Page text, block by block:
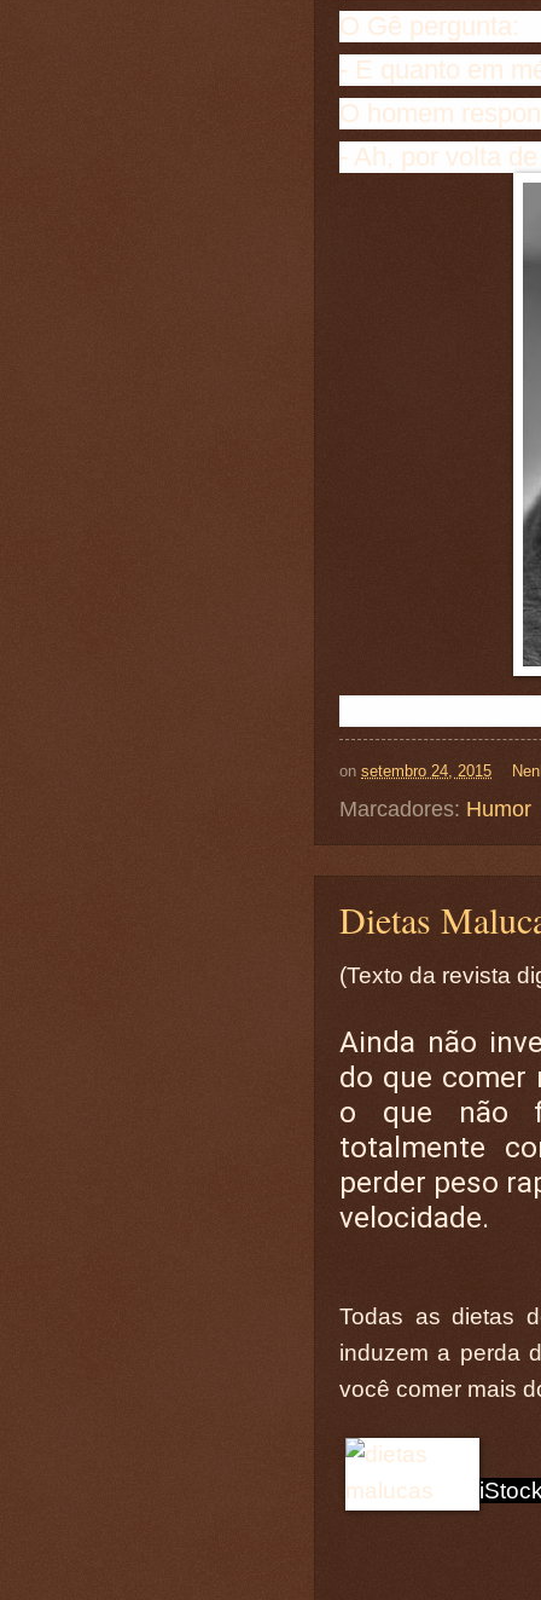
O Gê pergunta:
- E quanto em
O homem
- Ah, por volta
on setembro 24, 2015
Marcadores: Humor
Dietas
(Texto da revista
Ainda não
do que comer
o que não
totalmente
perder peso
velocidade.
Todas as dietas
induzem a perda
você comer mais